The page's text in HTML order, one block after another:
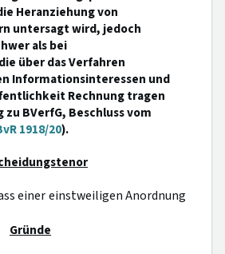
Heranziehung von
untersagt wird, jedoch
als bei
über das Verfahren
Informationsinteressen und
Rechnung tragen
BVerfG, Beschluss vom
1918/20).
einer einstweiligen Anordnung
Gründe